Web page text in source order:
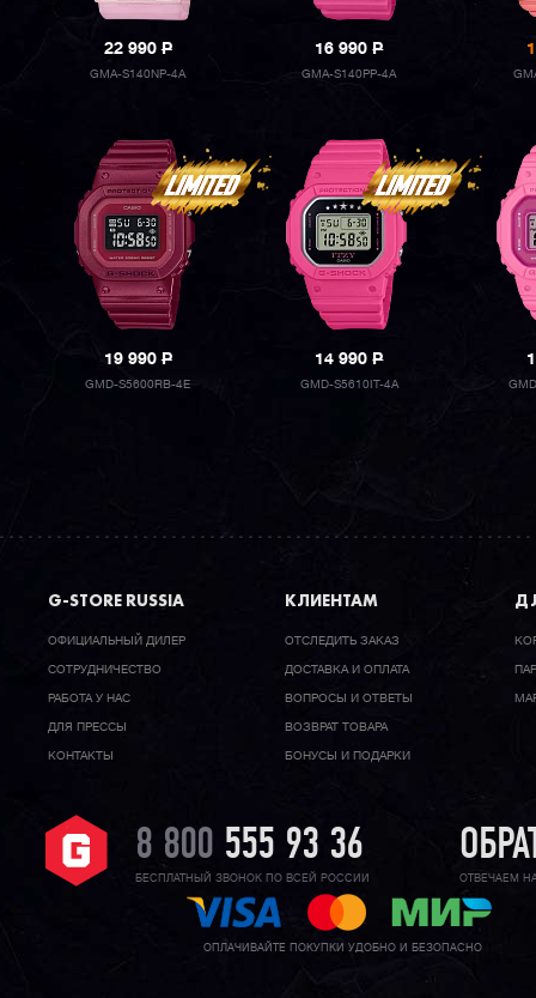
22 990P
GMA-S140NP-4A
16 990P
GMA-S140PP-4A
19 990P
GMD-S5600RB-4E
14 990P
GMD-S5610IT-4A
G-STORE RUSSIA
ОФИЦИАЛЬНЫЙ ДИЛЕР
CОТРУДНИЧЕСТВО
РАБОТА У НАС
ДЛЯ ПРЕССЫ
КОНТАКТЫ
КЛИЕНТАМ
ОТСЛЕДИТЬ ЗАКАЗ
ДОСТАВКА И ОПЛАТА
ВОПРОСЫ И ОТВЕТЫ
ВОЗВРАТ ТОВАРА
БОНУСЫ И ПОДАРКИ
8 800 555 93 36
БЕСПЛАТНЫЙ ЗВОНОК ПО ВСЕЙ РОССИИ ОТВЕЧАЕМ
ОПЛАЧИВАЙТЕ ПОКУПКИ УДОБНО И БЕЗОПАСНО